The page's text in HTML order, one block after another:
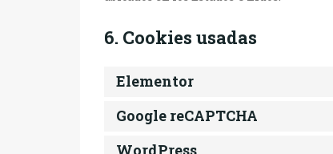
6. Cookies usadas
Elementor
Google reCAPTCHA
WordPress